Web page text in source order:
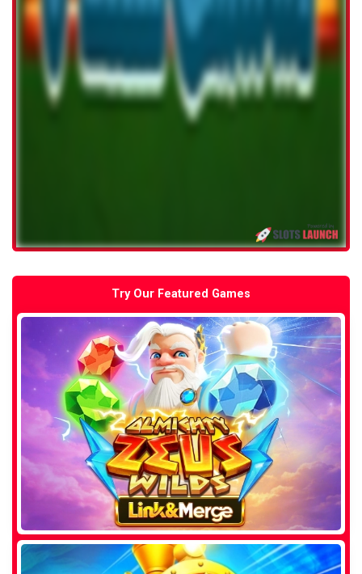
Try Our Featured Games